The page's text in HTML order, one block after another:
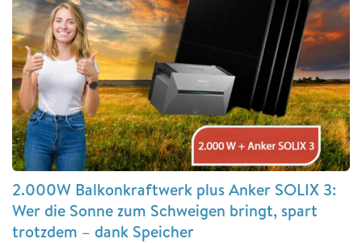
2.000W Balkonkraftwerk plus Anker SOLIX 3:
Wer die Sonne zum Schweigen bringt, spart
trotzdem – dank Speicher